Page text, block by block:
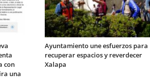
con
una
Ayuntamiento une esfuerzos para
recuperar espacios y reverdecer
Xalapa